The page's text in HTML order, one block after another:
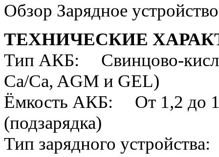
Обзор Зарядное
ТЕХНИЧЕСКИЕ
Тип АКБ: Свинцово-
Ca/Ca, AGM и GEL)
Ёмкость АКБ: От 1,2 до
(подзарядка)
Тип зарядного